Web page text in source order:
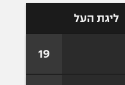
ליגת העל
19